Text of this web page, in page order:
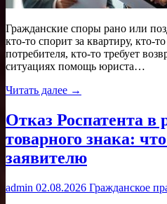
Гражданские споры рано или
кто-то спорит за квартиру, кто-
потребителя, кто-то требует
ситуациях помощь юриста…
Читать далее →
Отказ Роспатента в
товарного знака:
заявителю
admin 02.08.2026 Гражданское